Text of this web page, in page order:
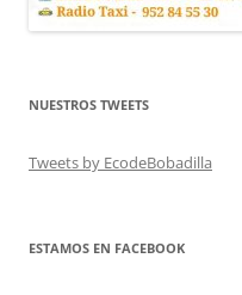
NUESTROS TWEETS
Tweets by EcodeBobadilla
ESTAMOS EN FACEBOOK